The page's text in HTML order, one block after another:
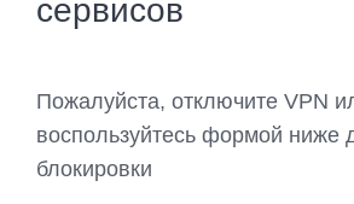
сервисов
Пожалуйста, отключите VPN
воспользуйтесь формой ниже
блокировки